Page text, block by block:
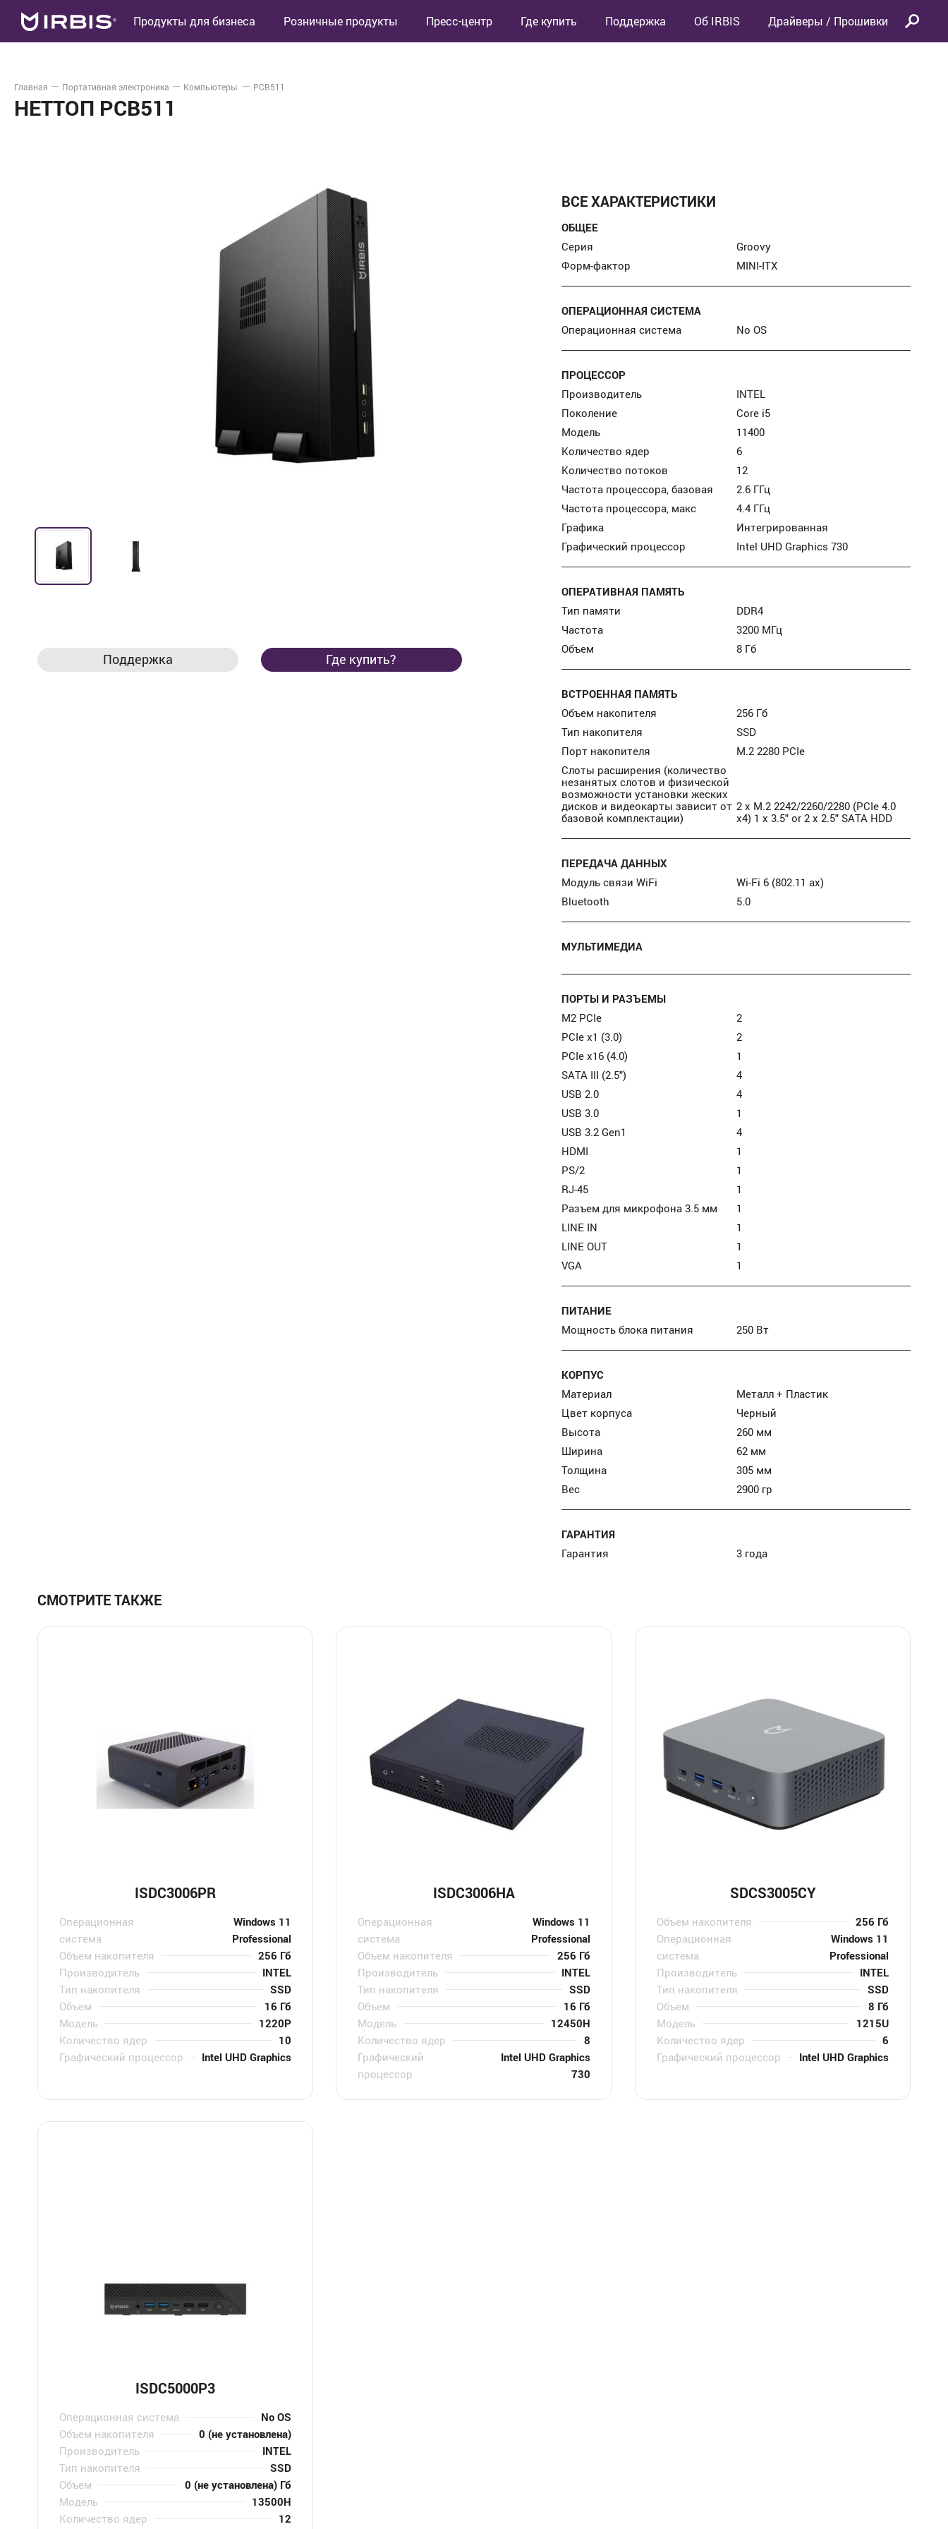
Продукты для бизнеса Розничные продукты Пресс-центр Где купить Поддержка Об IRBIS Драйверы / Прошивки
Главная Портативная электроника Компьютеры PCB511
НЕТТОП PCB511
Поддержка Где купить?
ВСЕ ХАРАКТЕРИСТИКИ
ОБЩЕЕ
Серия
Groovy
Форм-фактор
MINI-ITX
ОПЕРАЦИОННАЯ СИСТЕМА
Операционная система
No OS
ПРОЦЕССОР
Производитель
INTEL
Поколение
Core i5
Модель
11400
Количество ядер
6
Количество потоков
12
Частота процессора, базовая
2.6 ГГц
Частота процессора, макс
4.4 ГГц
Графика
Интегрированная
Графический процессор
Intel UHD Graphics 730
ОПЕРАТИВНАЯ ПАМЯТЬ
Тип памяти
DDR4
Частота
3200 МГц
Объем
8 Гб
ВСТРОЕННАЯ ПАМЯТЬ
Объем накопителя
256 Гб
Тип накопителя
SSD
Порт накопителя
М.2 2280 PCIe
Слоты расширения (количество
незанятых слотов и физической
возможности установки жеских
дисков и видеокарты зависит от
базовой комплектации)
2 x M.2 2242/2260/2280 (PCIe 4.0
x4) 1 x 3.5" or 2 x 2.5" SATA HDD
ПЕРЕДАЧА ДАННЫХ
Модуль связи WiFi
Wi-Fi 6 (802.11 ax)
Bluetooth
5.0
МУЛЬТИМЕДИА
ПОРТЫ И РАЗЪЕМЫ
M2 PCIe
2
PCIe x1 (3.0)
2
PCIe x16 (4.0)
1
SATA III (2.5")
4
USB 2.0
4
USB 3.0
1
USB 3.2 Gen1
4
HDMI
1
PS/2
1
RJ-45
1
Разъем для микрофона 3.5 мм
1
LINE IN
1
LINE OUT
1
VGA
1
ПИТАНИЕ
Мощность блока питания
250 Вт
КОРПУС
Материал
Металл + Пластик
Цвет корпуса
Черный
Высота
260 мм
Ширина
62 мм
Толщина
305 мм
Вес
2900 гр
ГАРАНТИЯ
Гарантия
3 года
СМОТРИТЕ ТАКЖЕ
ISDC3006PR
Операционная
система
Windows 11
Professional
Объем накопителя
256 Гб
Производитель
INTEL
Тип накопителя
SSD
Объем
16 Гб
Модель
1220P
Количество ядер
10
Графический процессор
Intel UHD Graphics
ISDC3006HA
Операционная
система
Windows 11
Professional
Объем накопителя
256 Гб
Производитель
INTEL
Тип накопителя
SSD
Объем
16 Гб
Модель
12450H
Количество ядер
8
Графический
процессор
Intel UHD Graphics
730
SDСS3005CY
Объем накопителя
256 Гб
Операционная
система
Windows 11
Professional
Производитель
INTEL
Тип накопителя
SSD
Объем
8 Гб
Модель
1215U
Количество ядер
6
Графический процессор
Intel UHD Graphics
ISDC5000P3
Операционная система
No OS
Объем накопителя
0 (не установлена)
Производитель
INTEL
Тип накопителя
SSD
Объем
0 (не установлена) Гб
Модель
13500H
Количество ядер
12